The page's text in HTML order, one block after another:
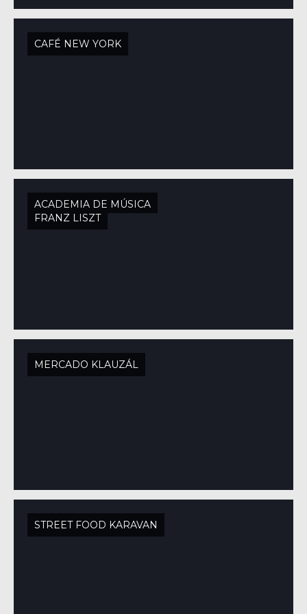
CAFÉ NEW YORK
ACADEMIA DE MÚSICA
FRANZ LISZT
MERCADO KLAUZÁL
STREET FOOD KARAVAN